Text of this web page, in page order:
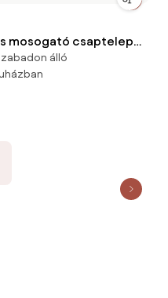
mosogató csaptelep
fekete króm
álló